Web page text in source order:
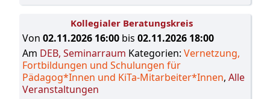
Kollegialer Beratungskreis
Von 02.11.2026 16:00 bis 02.11.2026 18:00
Am DEB, Seminarraum Kategorien: Vernetzung,
Fortbildungen und Schulungen für
Pädagog*Innen und KiTa-Mitarbeiter*Innen, Alle
Veranstaltungen